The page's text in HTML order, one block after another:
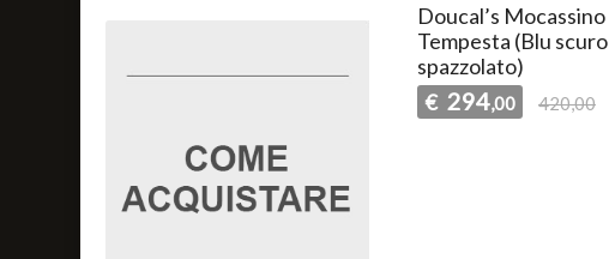
Doucal’s Mocassino
Tempesta (Blu scuro
spazzolato)
€ 294,00 420,00